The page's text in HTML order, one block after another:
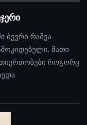
ბევრი რამეა
მათი
როგორც